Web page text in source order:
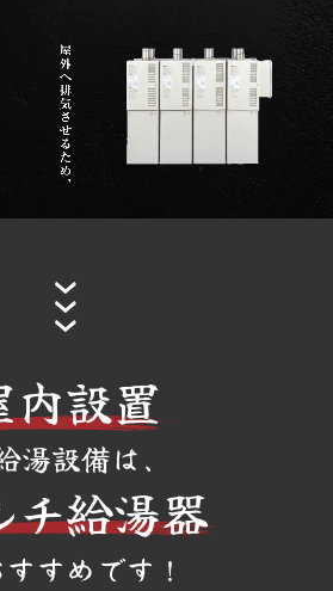
内設置
湯設備は、
チ給湯器
すめです！